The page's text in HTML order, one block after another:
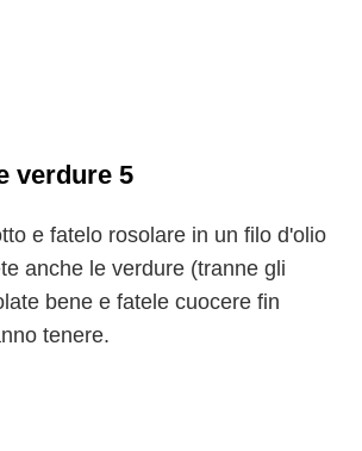
verdure 5
e fatelo rosolare in un filo d'olio
anche le verdure (tranne gli
bene e fatele cuocere fin
tenere.